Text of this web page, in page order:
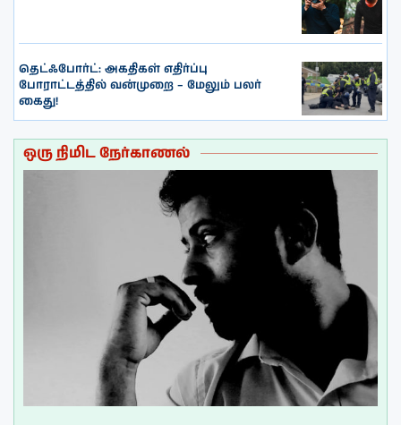
தெட்ஃபோர்ட்: அகதிகள் எதிர்ப்பு
போராட்டத்தில் வன்முறை – மேலும் பலர்
கைது!
ஒரு நிமிட நேர்காணல்